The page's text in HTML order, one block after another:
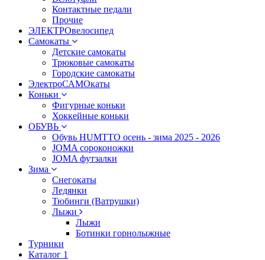
Контактные педали
Прочие
ЭЛЕКТРОвелосипед
Самокаты
Детские самокаты
Трюковые самокаты
Городские самокаты
ЭлектроСАМОкаты
Коньки
Фигурные коньки
Хоккейные коньки
ОБУВЬ
Обувь HUMTTO осень - зима 2025 - 2026
JOMA сороконожки
JOMA футзалки
Зима
Снегокаты
Ледянки
Тюбинги (Ватрушки)
Лыжи
Лыжи
Ботинки горнолыжные
Турники
Каталог 1